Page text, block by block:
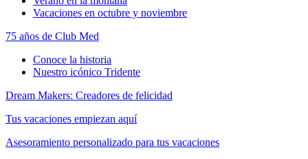
Vacaciones en octubre y noviembre
75 años de Club Med
Conoce la historia
Nuestro icónico Tridente
Dream Makers: Creadores de felicidad
Tus vacaciones empiezan aquí
Asesoramiento personalizado para tus vacaciones